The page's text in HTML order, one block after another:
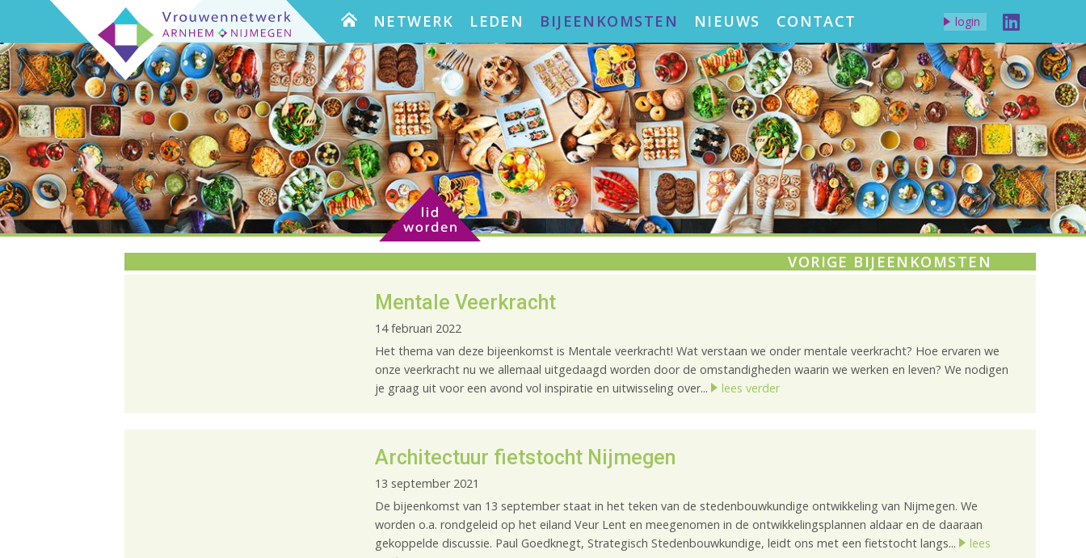
NETWERK LEDEN BIJEENKOMSTEN NIEUWS CONTACT login
VORIGE BIJEENKOMSTEN
Mentale Veerkracht
14 februari 2022
Het thema van deze bijeenkomst is Mentale veerkracht! Wat verstaan we onder mentale veerkracht? Hoe ervaren we
onze veerkracht nu we allemaal uitgedaagd worden door de omstandigheden waarin we werken en leven? We nodigen
je graag uit voor een avond vol inspiratie en uitwisseling over...
lees verder
Architectuur fietstocht Nijmegen
13 september 2021
De bijeenkomst van 13 september staat in het teken van de stedenbouwkundige ontwikkeling van Nijmegen. We
worden o.a. rondgeleid op het eiland Veur Lent en meegenomen in de ontwikkelingsplannen aldaar en de daaraan
gekoppelde discussie. Paul Goedknegt, Strategisch Stedenbouwkundige, leidt ons met een fietstocht langs...
lees